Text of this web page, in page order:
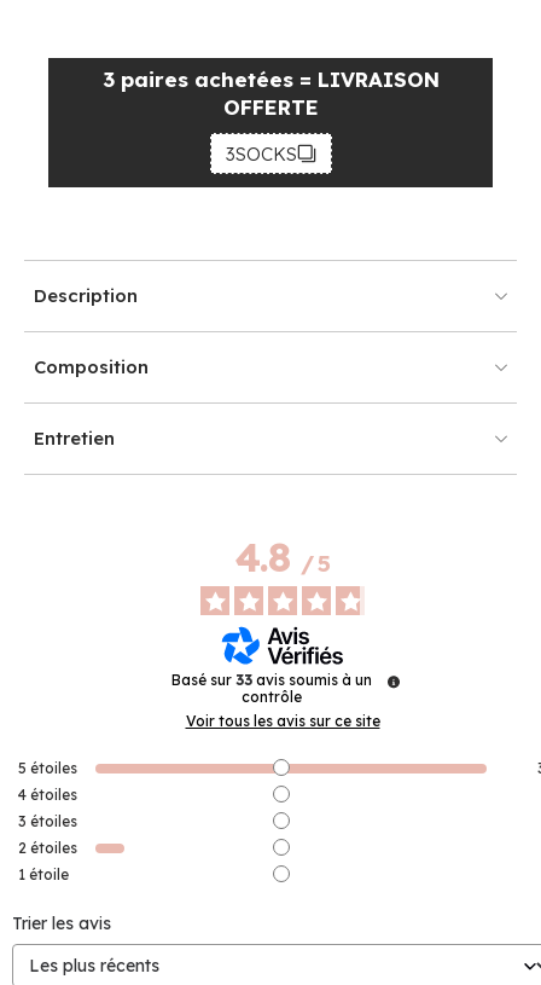
3 paires achetées = LIVRAISON
OFFERTE
3SOCKS
Description
Composition
Entretien
4.8/5
Basé sur 33 avis soumis à un
contrôle
Voir tous les avis sur ce site
5 étoiles
4 étoiles
3 étoiles
2 étoiles
1 étoile
Trier les avis